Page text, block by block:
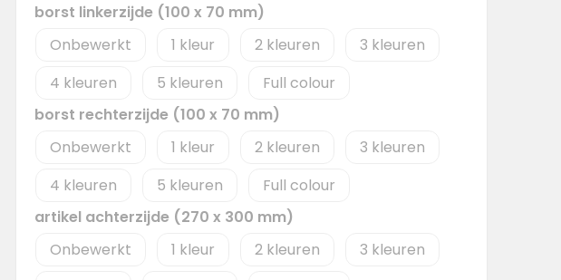
borst linkerzijde (100 x 70 mm)
Onbewerkt
1 2
3
4
5
Full colour
borst rechterzijde (100 x 70 mm)
Onbewerkt
1 2
3
4
5
Full colour
artikel achterzijde (270 x 300 mm)
Onbewerkt
1 2
3